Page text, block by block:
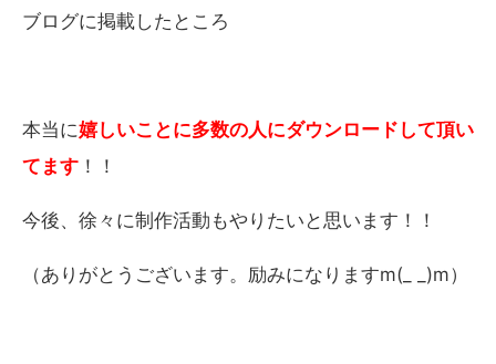
ブログに掲載したところ
本当に嬉しいことに多数の人にダウンロードして頂い
てます ！！
今後、徐々に制作活動もやりたいと思います！！
（ありがとうございます。励みになりますm(_ _)m）